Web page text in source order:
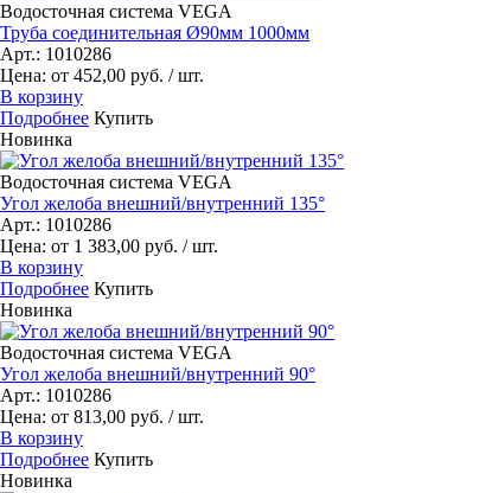
Водосточная система VEGA
Труба соединительная Ø90мм 1000мм
Арт.: 1010286
Цена: от 452,00 руб. / шт.
В корзину
Подробнее Купить
Новинка
Водосточная система VEGA
Угол желоба внешний/внутренний 135°
Арт.: 1010286
Цена: от 1 383,00 руб. / шт.
В корзину
Подробнее Купить
Новинка
Водосточная система VEGA
Угол желоба внешний/внутренний 90°
Арт.: 1010286
Цена: от 813,00 руб. / шт.
В корзину
Подробнее Купить
Новинка